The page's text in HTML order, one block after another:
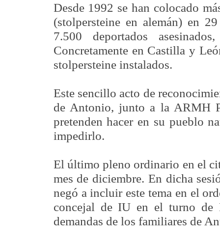
Desde 1992 se han colocado
(stolpersteine en alemán) en
7.500 deportados
Concretamente en Castilla y
stolpersteine instalados.
Este sencillo acto de
de Antonio, junto a la ARMH
pretenden hacer en su pueblo
impedirlo.
El último pleno ordinario en el
mes de diciembre. En dicha
negó a incluir este tema en el
concejal de IU en el turno de
demandas de los familiares de